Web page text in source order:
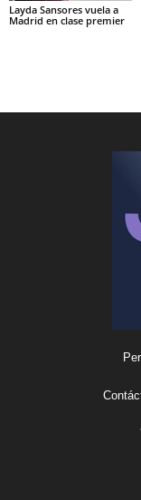
Layda Sansores vuela a
Madrid en clase premier